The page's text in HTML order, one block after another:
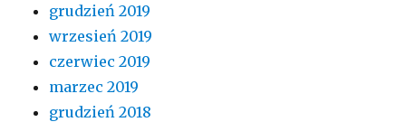
grudzień 2019
wrzesień 2019
czerwiec 2019
marzec 2019
grudzień 2018